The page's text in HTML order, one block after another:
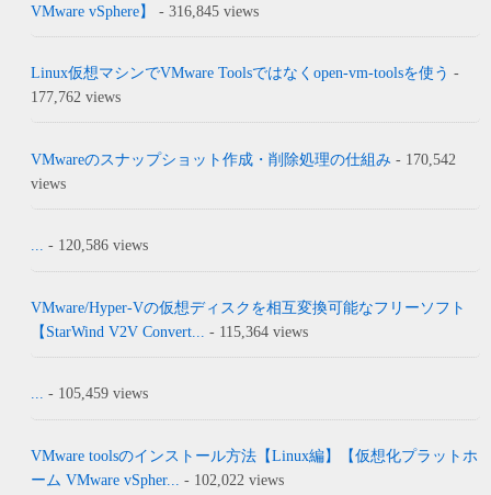
VMware vSphere】
- 316,845 views
Linux仮想マシンでVMware Toolsではなくopen-vm-toolsを使う -
177,762 views
VMwareのスナップショット作成・削除処理の仕組み - 170,542
views
... - 120,586 views
VMware/Hyper-Vの仮想ディスクを相互変換可能なフリーソフト
【StarWind V2V Convert...
- 115,364 views
... - 105,459 views
VMware toolsのインストール方法【Linux編】【仮想化プラットホ
ーム VMware vSpher... - 102,022 views